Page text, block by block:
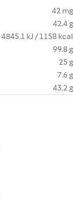
42 mg
42.4 g
4845.1 kJ / 1158 kcal
99.8 g
25 g
7.6 g
43.2 g